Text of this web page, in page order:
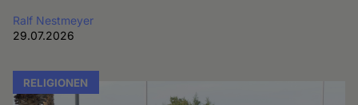
Ralf Nestmeyer
29.07.2026
RELIGIONEN